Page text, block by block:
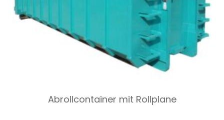
Abrollcontainer mit Rollplane